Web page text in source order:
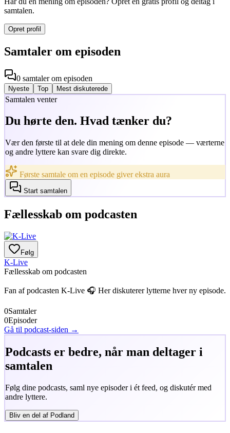
samtalen.
Opret profil
Samtaler om episoden
0 samtalerom episoden
Nyeste Top Mest diskuterede
Samtalen venter
Du hørte den. Hvad tænker du?
Vær den første til at dele din mening om denne episode — værterne
og andre lyttere kan svare dig direkte.
Første samtale om en episode giver ekstra aura
Start samtalen
Fællesskab om podcasten
Følg
K-Live
Fællesskab om podcasten
Fan af podcasten K-Live 🎧 Her diskuterer lytterne hver ny episode.
0Samtaler
0Episoder
Gå til podcast-siden →
Podcasts er bedre, når man deltager i
samtalen
Følg dine podcasts, saml nye episoder i ét feed, og diskutér med
andre lyttere.
Bliv en del af Podland